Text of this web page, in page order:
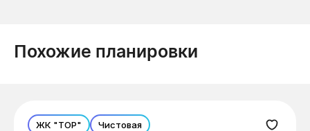
Похожие планировки
ЖК "ТОР" Чистовая